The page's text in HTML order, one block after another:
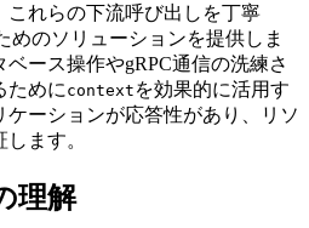
これらの下流呼び出しを丁寧
めのソリューションを提供しま
ース操作やgRPC通信の洗練さ
ためにcontext を効果的に活用す
ケーションが応答性があり、リソ
ます。
理解